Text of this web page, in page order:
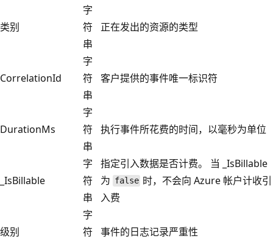
类别
字
符
串
正在发出的资源的类型
CorrelationId
字
符
串
客户提供的事件唯一标识符
DurationMs
字
符
串
执行事件所花费的时间，以毫秒为单位
_IsBillable
字
符
串
指定引入数据是否计费。 当 _IsBillable
为 false 时，不会向 Azure 帐户计收引
入费
级别
字
符
事件的日志记录严重性